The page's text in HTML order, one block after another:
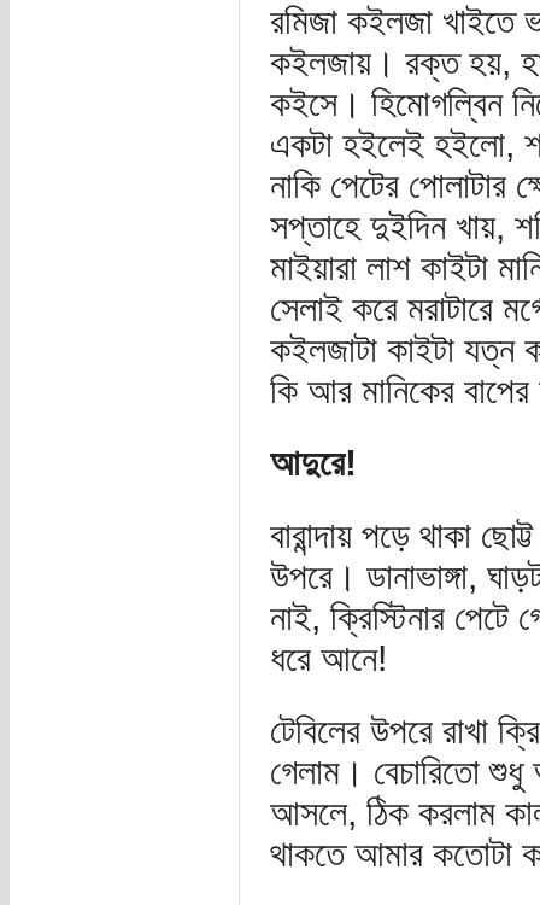
রমিজা কইলজা
কইলজায়। রক্ত হয়,
কইসে। হিমোগল্বিন
একটা হইলেই হইলো,
নাকি পেটের পোলাটার
সপ্তাহে দুইদিন খায়,
মাইয়ারা লাশ কাইটা
সেলাই করে মরাটারে
কইলজাটা কাইটা যত্ন
কি আর মানিকের
আদুরে!
বারান্দায় পড়ে থাকা
উপরে। ডানাভাঙ্গা,
নাই, ক্রিস্টিনার পেটে
ধরে আনে!
টেবিলের উপরে রাখা
গেলাম। বেচারিতো
আসলে, ঠিক করলাম
থাকতে আমার কতোটা